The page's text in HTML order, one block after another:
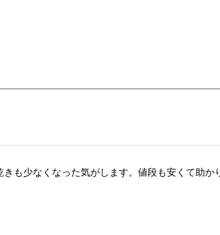
も少なくなった気がします。値段も安くて助か